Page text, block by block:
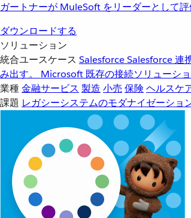
ガートナーが MuleSoft をリーダーとして評
ダウンロードする
ソリューション
統合ユースケース SalesforceSalesforce 連
み出す。
Microsoft 既存の接続ソリューシ
業種金融サービス 製造 小売 保険 ヘルスケ
課題 レガシーシステムのモダナイゼーショ